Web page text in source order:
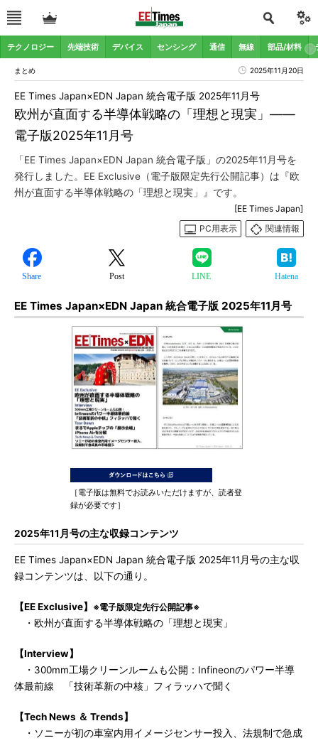
テクノロジー 先端技術 デバイス センシング 通信 無線 部品/材料
まとめ 2025年11月20日
欧州が直面する半導体戦略の「理想と現実」――
電子版2025年11月号
EE Times Japan×EDN Japan 統合電子版 2025年11月号
「EE Times Japan×EDN Japan 統合電子版」の2025年11月号を
発行しました。EE Exclusive（電子版限定先行公開記事）は『欧
州が直面する半導体戦略の「理想と現実」』です。
[EE Times Japan]
PC用表示
関連情報
Share Post LINE Hatena
EE Times Japan×EDN Japan 統合電子版 2025年11月号
［電子版は無料でお読みいただけますが、読者登
録が必要です］
2025年11月号の主な収録コンテンツ
EE Times Japan×EDN Japan 統合電子版 2025年11月号の主な収
録コンテンツは、以下の通り。
【EE Exclusive】 ※電子版限定先行公開記事※
・欧州が直面する半導体戦略の「理想と現実」
【Interview】
・300mm工場クリーンルームも公開：Infineonのパワー半導
体最前線 「技術革新の中核」フィラッハで聞く
【Tech News ＆ Trends】
・ソニーが初の車室内用イメージセンサー投入、法規制で急成